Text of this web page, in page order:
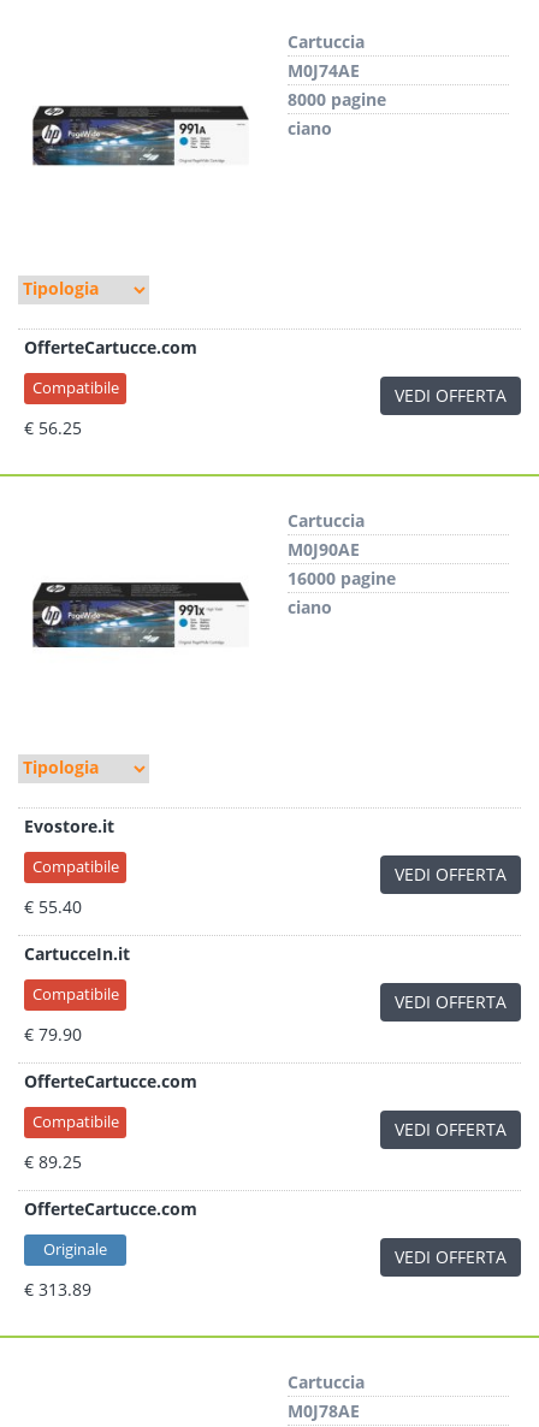
Cartuccia
M0J74AE
8000 pagine
ciano
OfferteCartucce.com
Compatibile
€ 56.25
VEDI OFFERTA
Cartuccia
M0J90AE
16000 pagine
ciano
Evostore.it
Compatibile
€ 55.40
VEDI OFFERTA
CartucceIn.it
Compatibile
€ 79.90
VEDI OFFERTA
OfferteCartucce.com
Compatibile
€ 89.25
VEDI OFFERTA
OfferteCartucce.com
Originale
€ 313.89
VEDI OFFERTA
Cartuccia
M0J78AE